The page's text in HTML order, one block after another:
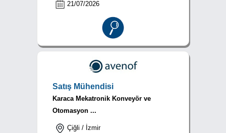
21/07/2026
Satış Mühendisi
Karaca Mekatronik Konveyör ve
Otomasyon ...
Çiğli / İzmir